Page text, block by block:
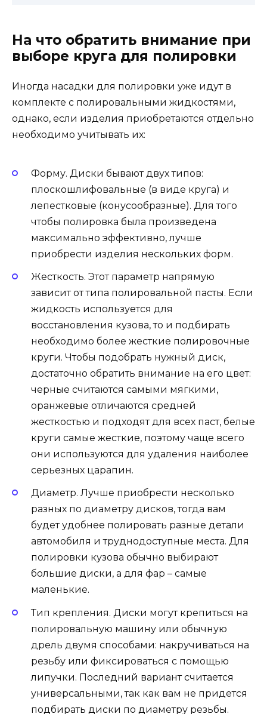
На что обратить внимание при
выборе круга для полировки
Иногда насадки для полировки уже идут в
комплекте с полировальными жидкостями,
однако, если изделия приобретаются отдельно
необходимо учитывать их:
Форму. Диски бывают двух типов:
плоскошлифовальные (в виде круга) и
лепестковые (конусообразные). Для того
чтобы полировка была произведена
максимально эффективно, лучше
приобрести изделия нескольких форм.
Жесткость. Этот параметр напрямую
зависит от типа полировальной пасты. Если
жидкость используется для
восстановления кузова, то и подбирать
необходимо более жесткие полировочные
круги. Чтобы подобрать нужный диск,
достаточно обратить внимание на его цвет:
черные считаются самыми мягкими,
оранжевые отличаются средней
жесткостью и подходят для всех паст, белые
круги самые жесткие, поэтому чаще всего
они используются для удаления наиболее
серьезных царапин.
Диаметр. Лучше приобрести несколько
разных по диаметру дисков, тогда вам
будет удобнее полировать разные детали
автомобиля и труднодоступные места. Для
полировки кузова обычно выбирают
большие диски, а для фар – самые
маленькие.
Тип крепления. Диски могут крепиться на
полировальную машину или обычную
дрель двумя способами: накручиваться на
резьбу или фиксироваться с помощью
липучки. Последний вариант считается
универсальными, так как вам не придется
подбирать диски по диаметру резьбы.